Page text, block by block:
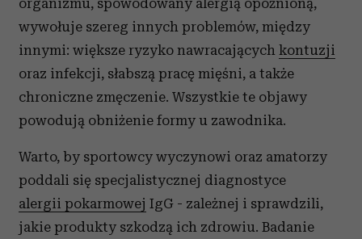
organizmu, spowodowany alergią opóźnioną,
wywołuje szereg innych problemów, między
innymi: większe ryzyko nawracających kontuzji
oraz infekcji, słabszą pracę mięśni, a także
chroniczne zmęczenie. Wszystkie te objawy
powodują obniżenie formy u zawodnika.
Warto, by sportowcy wyczynowi oraz amatorzy
poddali się specjalistycznej diagnostyce
alergii pokarmowej IgG - zależnej i sprawdzili,
jakie produkty szkodzą ich zdrowiu. Badanie